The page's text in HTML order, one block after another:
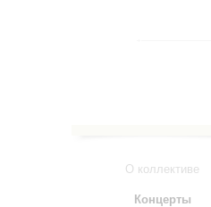
О коллективе
Концерты